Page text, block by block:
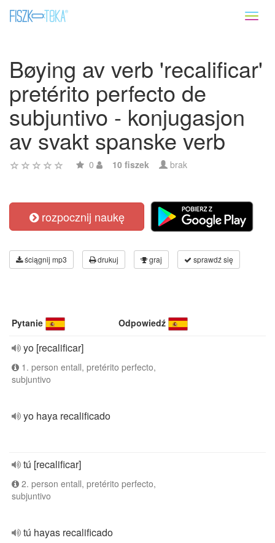
Bøying av verb 'recalificar'
pretérito perfecto de
subjuntivo - konjugasjon
av svakt spanske verb
0 10 fiszek brak
rozpocznij naukę
ściągnij mp3 drukuj graj sprawdź się
Pytanie Odpowiedź
yo [recalificar]
1. person entall, pretérito perfecto,
subjuntivo
yo haya recalificado
tú [recalificar]
2. person entall, pretérito perfecto,
subjuntivo
tú hayas recalificado